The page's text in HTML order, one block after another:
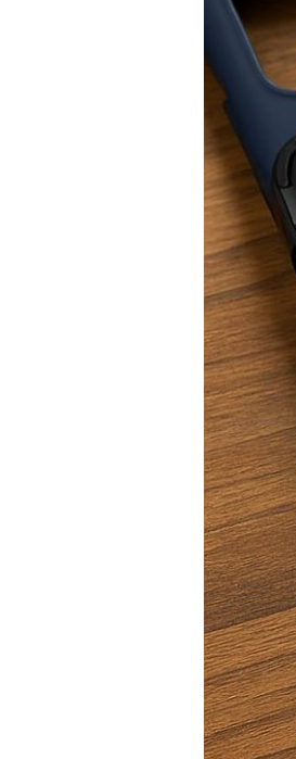
AUTOPRÍSLUŠENSTVO